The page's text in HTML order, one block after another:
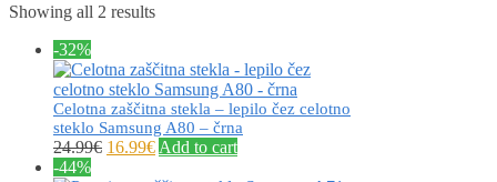
Showing all 2 results
-32%
Celotna zaščitna stekla – lepilo čez celotno
steklo Samsung A80 – črna
24.99€ 16.99€ Add to cart
-44%